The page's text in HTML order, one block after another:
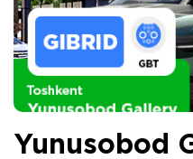
Yunusobod